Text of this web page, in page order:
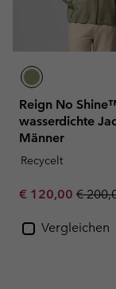
Reign No
wasserdichte
Männer
Recycelt
Sale price:
€ 120,00 €
Vergleichen